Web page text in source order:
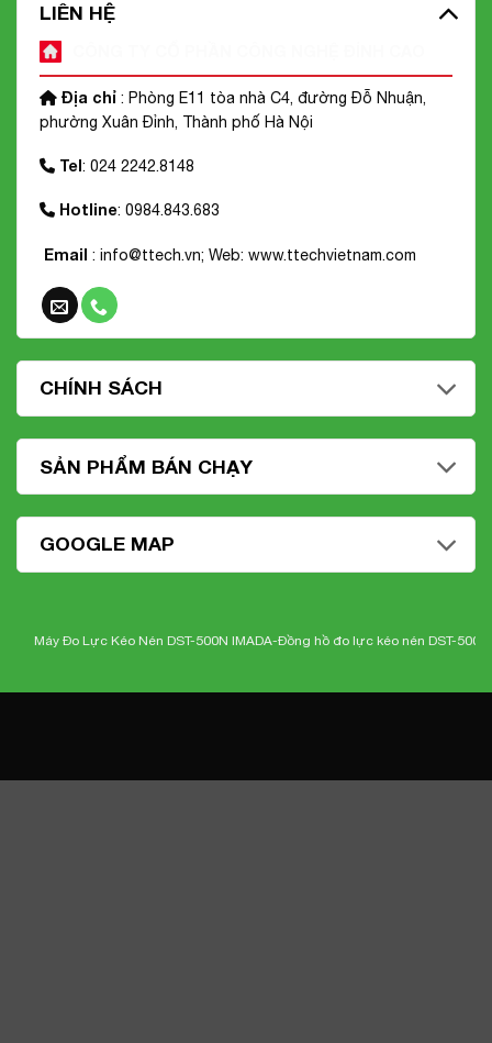
LIÊN HỆ
Địa chỉ : Phòng E11 tòa nhà C4, đường Đỗ Nhuận,
phường Xuân Đỉnh, Thành phố Hà Nội
Tel: 024 2242.8148
Hotline: 0984.843.683
Email : info@ttech.vn; Web: www.ttechvietnam.com
CHÍNH SÁCH
SẢN PHẨM BÁN CHẠY
GOOGLE MAP
Đo Lực Kéo Nén DST-500N IMADA-Đồng hồ đo lực kéo nén DST-500N